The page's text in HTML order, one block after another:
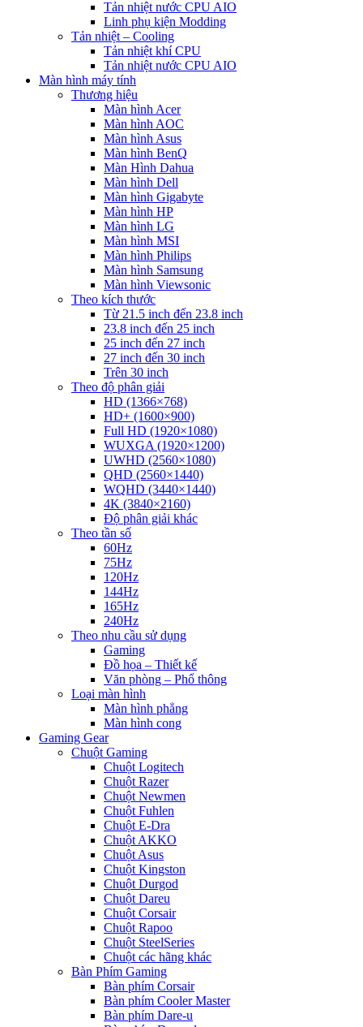
Tản nhiệt nước CPU AIO
Linh phụ kiện Modding
Tản nhiệt – Cooling
Tản nhiệt khí CPU
Tản nhiệt nước CPU AIO
Màn hình máy tính
Thương hiệu
Màn hình Acer
Màn hình AOC
Màn hình Asus
Màn hình BenQ
Màn Hình Dahua
Màn hình Dell
Màn hình Gigabyte
Màn hình HP
Màn hình LG
Màn hình MSI
Màn hình Philips
Màn hình Samsung
Màn hình Viewsonic
Theo kích thước
Từ 21.5 inch đến 23.8 inch
23.8 inch đến 25 inch
25 inch đến 27 inch
27 inch đến 30 inch
Trên 30 inch
Theo độ phân giải
HD (1366×768)
HD+ (1600×900)
Full HD (1920×1080)
WUXGA (1920×1200)
UWHD (2560×1080)
QHD (2560×1440)
WQHD (3440×1440)
4K (3840×2160)
Độ phân giải khác
Theo tần số
60Hz
75Hz
120Hz
144Hz
165Hz
240Hz
Theo nhu cầu sử dụng
Gaming
Đồ họa – Thiết kế
Văn phòng – Phổ thông
Loại màn hình
Màn hình phẳng
Màn hình cong
Gaming Gear
Chuột Gaming
Chuột Logitech
Chuột Razer
Chuột Newmen
Chuột Fuhlen
Chuột E-Dra
Chuột AKKO
Chuột Asus
Chuột Kingston
Chuột Durgod
Chuột Dareu
Chuột Corsair
Chuột Rapoo
Chuột SteelSeries
Chuột các hãng khác
Bàn Phím Gaming
Bàn phím Corsair
Bàn phím Cooler Master
Bàn phím Dare-u